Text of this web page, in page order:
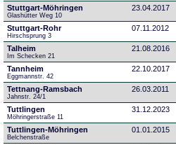
Stuttgart-Möhringen
Glashütter Weg 10
23.04.2017
Stuttgart-Rohr
Hirschsprung 3
07.11.2012
Talheim
Im Schecken 21
21.08.2016
Tannheim
Eggmannstr. 42
22.10.2017
Tettnang-Ramsbach
Jahnstr. 24/1
26.03.2011
Tuttlingen
Möhringerstraße 11
31.12.2023
Tuttlingen-Möhringen
Belchenstraße
01.01.2015